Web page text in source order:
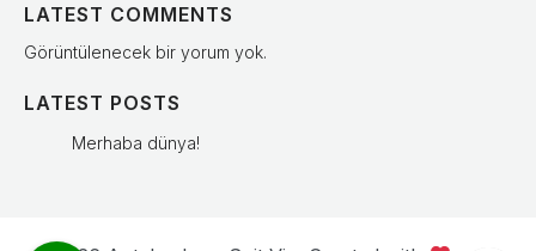
LATEST COMMENTS
Görüntülenecek bir yorum yok.
LATEST POSTS
Merhaba dünya!